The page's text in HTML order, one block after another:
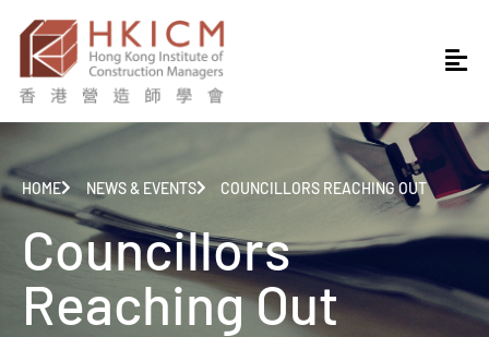
HOME NEWS & EVENTS COUNCILLORS REACHING OUT
Councillors
Reaching Out